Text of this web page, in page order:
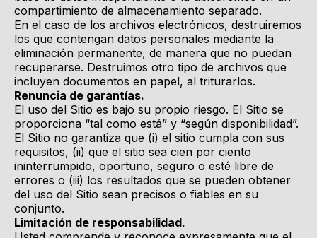
compartimiento de almacenamiento separado.
En el caso de los archivos electrónicos, destruiremos
los que contengan datos personales mediante la
eliminación permanente, de manera que no puedan
recuperarse. Destruimos otro tipo de archivos que
incluyen documentos en papel, al triturarlos.
Renuncia de garantías.
El uso del Sitio es bajo su propio riesgo. El Sitio se
proporciona “tal como está” y “según disponibilidad”.
El Sitio no garantiza que (i) el sitio cumpla con sus
requisitos, (ii) que el sitio sea cien por ciento
ininterrumpido, oportuno, seguro o esté libre de
errores o (iii) los resultados que se pueden obtener
del uso del Sitio sean precisos o fiables en su
conjunto.
Limitación de responsabilidad.